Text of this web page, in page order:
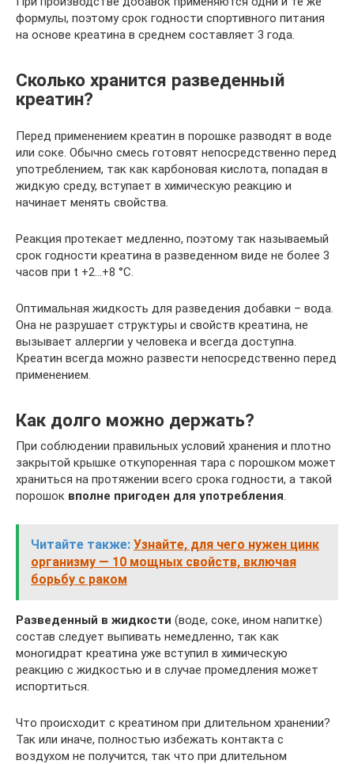
формулы, поэтому срок годности спортивного питания
на основе креатина в среднем составляет 3 года.
Сколько хранится разведенный
креатин?
Перед применением креатин в порошке разводят в воде
или соке. Обычно смесь готовят непосредственно перед
употреблением, так как карбоновая кислота, попадая в
жидкую среду, вступает в химическую реакцию и
начинает менять свойства.
Реакция протекает медленно, поэтому так называемый
срок годности креатина в разведенном виде не более 3
часов при t +2…+8 °C.
Оптимальная жидкость для разведения добавки – вода.
Она не разрушает структуры и свойств креатина, не
вызывает аллергии у человека и всегда доступна.
Креатин всегда можно развести непосредственно перед
применением.
Как долго можно держать?
При соблюдении правильных условий хранения и плотно
закрытой крышке откупоренная тара с порошком может
храниться на протяжении всего срока годности, а такой
порошок вполне пригоден для употребления.
Читайте также: Узнайте, для чего нужен цинк
организму — 10 мощных свойств, включая
борьбу с раком
Разведенный в жидкости (воде, соке, ином напитке)
состав следует выпивать немедленно, так как
моногидрат креатина уже вступил в химическую
реакцию с жидкостью и в случае промедления может
испортиться.
Что происходит с креатином при длительном хранении?
Так или иначе, полностью избежать контакта с
воздухом не получится, так что при длительном